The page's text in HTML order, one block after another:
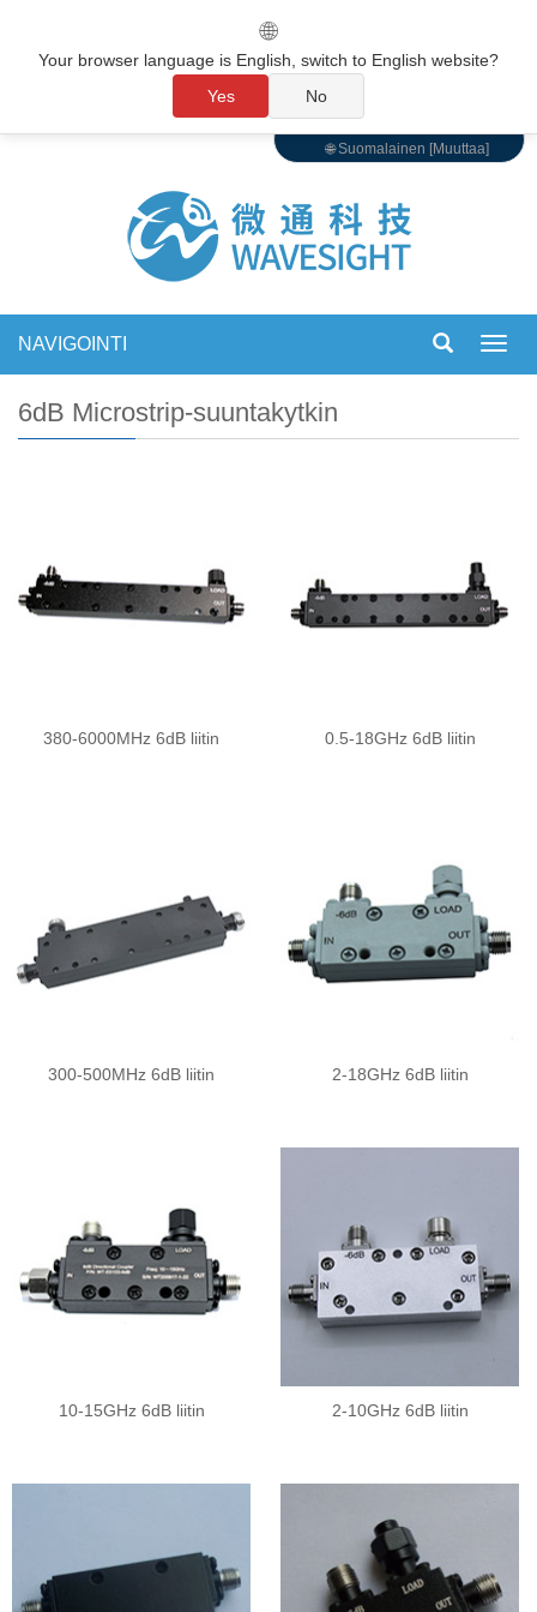
🌐 Suomalainen [Muuttaa]
NAVIGOINTI
6dB Microstrip-suuntakytkin
380-6000MHz 6dB liitin 0.5-18GHz 6dB liitin
300-500MHz 6dB liitin 2-18GHz 6dB liitin
10-15GHz 6dB liitin 2-10GHz 6dB liitin
🌐
Your browser language is English, switch to English website?
Yes
No